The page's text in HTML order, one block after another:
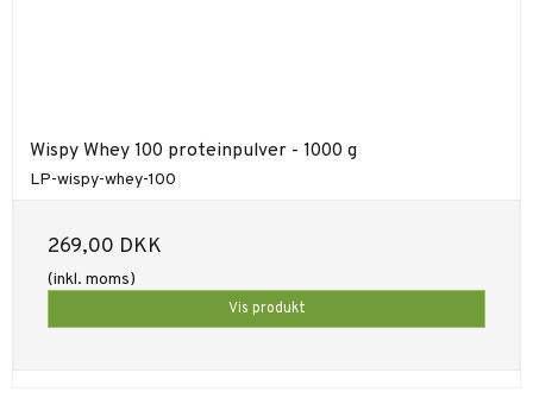
Wispy Whey 100 proteinpulver - 1000 g
LP-wispy-whey-100
269,00 DKK
(inkl. moms)
Vis produkt